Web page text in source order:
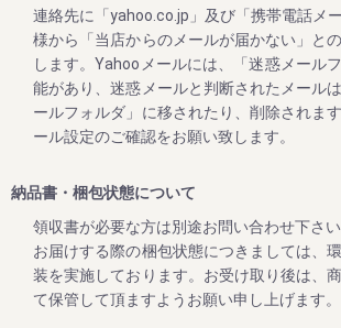
2023/04/26
ゴールデンウィークの営業のお知らせ
平素は格別のご高配を賜り厚く御礼申し上げ
表記の件、下記の通りご案内させていただき
何かとご迷惑をお掛け致しますが、何卒ご
りますよう宜しくお願い致します。
【休業日】
5月3日(水曜日) ～ ５月7日（日曜日）
【平常通り営業】
5月8日(月曜日) ～
連絡先に「yahoo.co.jp」及び「携帯電話メ
様から「当店からのメールが届かない」と
します。Yahooメールには、「迷惑メール
能があり、迷惑メールと判断されたメール
ールフォルダ」に移されたり、削除されま
ール設定のご確認をお願い致します。
納品書・梱包状態について
領収書が必要な方は別途お問い合わせ下さい
お届けする際の梱包状態につきましては、
装を実施しております。お受け取り後は、
て保管して頂ますようお願い申し上げます。